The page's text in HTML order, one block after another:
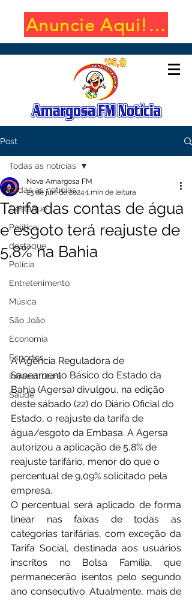
Anuncie Aqui!
Post
Todas as notícias
Destaque
Política
destaque
Polícia
Entretenimento
Música
São João
Economia
Esportes
Infraestrutura
Saúde
Todas as notícias
Tarifa das contas de água
e esgoto terá reajuste de
5,8% na Bahia
Nova Amargosa FM
23 de jun. de 2024 1 min de leitura
A Agência Reguladora de
Saneamento Básico do Estado da
Bahia (Agersa) divulgou, na edição
deste sábado (22) do Diário Oficial do
Estado, o reajuste da tarifa de
água/esgoto da Embasa. A Agersa
autorizou a aplicação de 5,8% de
reajuste tarifário, menor do que o
percentual de 9,09% solicitado pela
empresa.
O percentual será aplicado de forma
linear nas faixas de todas as
categorias tarifárias, com exceção da
Tarifa Social, destinada aos usuários
inscritos no Bolsa Família, que
permanecerão isentos pelo segundo
ano consecutivo. Atualmente, mais de